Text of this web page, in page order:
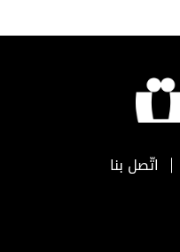
اتّصل بنا